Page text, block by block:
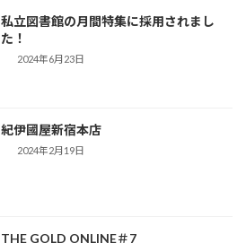
私立図書館の月間特集に採用されまし
た！
2024年6月23日
紀伊國屋新宿本店
2024年2月19日
THE GOLD ONLINE＃7